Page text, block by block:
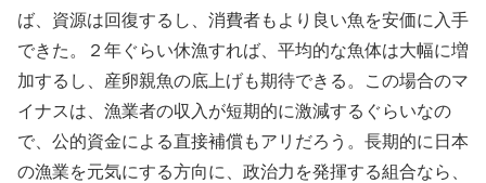
ば、資源は回復するし、消費者もより良い魚を安価に入手
できた。２年ぐらい休漁すれば、平均的な魚体は大幅に増
加するし、産卵親魚の底上げも期待できる。この場合のマ
イナスは、漁業者の収入が短期的に激減するぐらいなの
で、公的資金による直接補償もアリだろう。長期的に日本
の漁業を元気にする方向に、政治力を発揮する組合なら、